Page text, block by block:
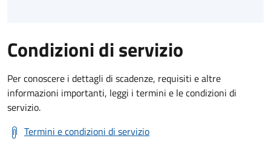
Condizioni di servizio
Per conoscere i dettagli di scadenze, requisiti e altre
informazioni importanti, leggi i termini e le condizioni di
servizio.
Termini e condizioni di servizio